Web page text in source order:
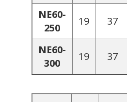
NE60-
250
19 37
NE60-
300
19 37